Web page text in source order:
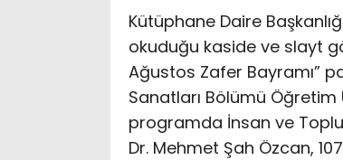
Kütüphane Daire
okuduğu kaside ve slayt
Ağustos Zafer Bayramı”
Sanatları Bölümü
programda İnsan ve
Dr. Mehmet Şah Özcan,